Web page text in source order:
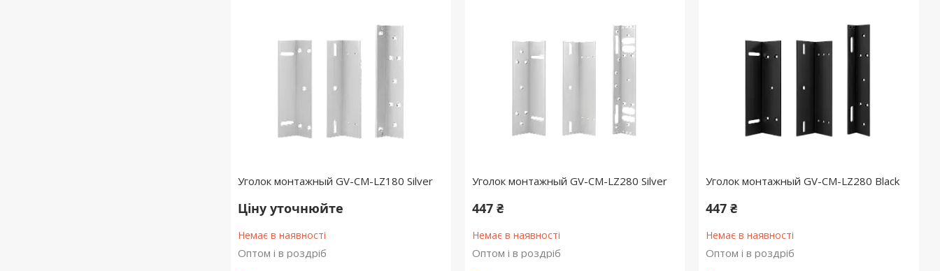
Уголок монтажный GV-CM-LZ180 Silver
Ціну уточнюйте
Немає в наявності
Оптом і в роздріб
Уголок монтажный GV-CM-LZ280 Silver
447 ₴
Немає в наявності
Оптом і в роздріб
Уголок монтажный GV-CM-LZ280 Black
447 ₴
Немає в наявності
Оптом і в роздріб